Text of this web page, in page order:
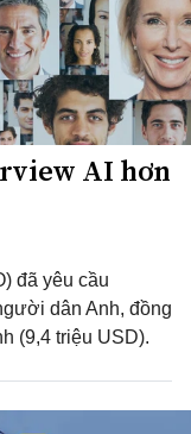
AI hơn
đã yêu cầu
dân Anh, đồng
(9,4 triệu USD).